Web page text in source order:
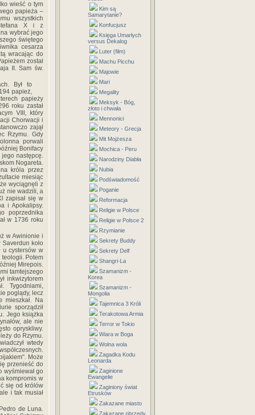
wieść o tym
papieża –
wszystkich
Stefana X i z
wybrać jego
świętego
cesarza
wracając do
został
II. Sam św.
Był to
papież,
papieży
roku zastał
VIII, który
Chorwacji i
zajął
Rzymu. Gdy
porwali
Bonifacy
następcę.
Nogareta.
na króla przez
miesiąc
wyciągnęli z
nie wadzili, a
zapisał się w
i Apokalipsy.
poprzednika
w 1736 roku
w Awinionie i
Saverdun koło
u cystersów w
teologii. Potem
Mirepois.
tamtejszego
inkwizytorem
Tygodniami,
poglądy, lecz
mieszkał. Na
sporządził
Jego książka
ale nie
opryskliwy.
do Rzymu.
wtedy
Może
przenieść do
wyśmiewał go
kompromis w
się od królów
i tak musiał
de Luna.
Kim są
Samarytanie?
Konfucjusz
Księga Umarłych
versus Dekalog
Luter (film)
Machu Picchu
Majowie
Mari
Megality
Meksyk - Bóg,
złoto i chwała
Mennonici
Meteory - Grecja
Mit Mojżesza
Mochica - Peru
Narodziny Diabła
Nubia
Podświadomość
Poganie
Reformacja
Religie w Polsce
Religie w Polsce 2
Rzymianie
Sekrety Buddy
Sekrety Delf
Shangri-La
Szamanizm -
Korea
Szamanizm -
Mongolia
Tajemnica 3 Króli
Terakotowa Armia
Terror w Tokio
Wiara w Boga
Wolna wola
Zagadka Kodu
Leonarda
Zaginione
Ewangelie
Zaginiony świat
Etrusków
Zakazane miasto
Zakazane obrzędy